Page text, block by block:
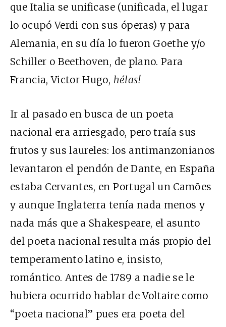
que Italia se unificase (unificada, el lugar
lo ocupó Verdi con sus óperas) y para
Alemania, en su día lo fueron Goethe y/o
Schiller o Beethoven, de plano. Para
Francia, Victor Hugo, hélas!
Ir al pasado en busca de un poeta
nacional era arriesgado, pero traía sus
frutos y sus laureles: los antimanzonianos
levantaron el pendón de Dante, en España
estaba Cervantes, en Portugal un Camões
y aunque Inglaterra tenía nada menos y
nada más que a Shakespeare, el asunto
del poeta nacional resulta más propio del
temperamento latino e, insisto,
romántico. Antes de 1789 a nadie se le
hubiera ocurrido hablar de Voltaire como
“poeta nacional” pues era poeta del